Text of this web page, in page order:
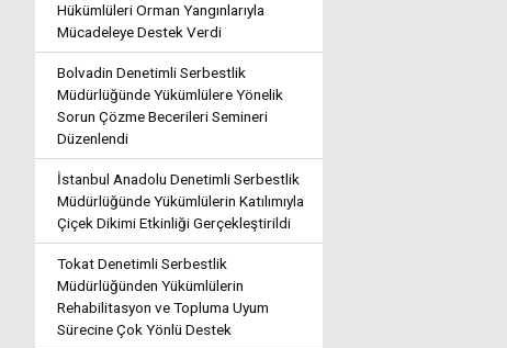
Hükümlüleri Orman Yangınlarıyla
Mücadeleye Destek Verdi
Bolvadin Denetimli Serbestlik
Müdürlüğünde Yükümlülere Yönelik
Sorun Çözme Becerileri Semineri
Düzenlendi
İstanbul Anadolu Denetimli Serbestlik
Müdürlüğünde Yükümlülerin Katılımıyla
Çiçek Dikimi Etkinliği Gerçekleştirildi
Tokat Denetimli Serbestlik
Müdürlüğünden Yükümlülerin
Rehabilitasyon ve Topluma Uyum
Sürecine Çok Yönlü Destek